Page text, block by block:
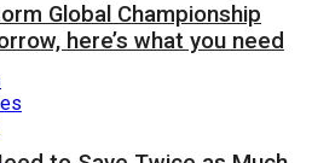
Global Championship
here’s what you need